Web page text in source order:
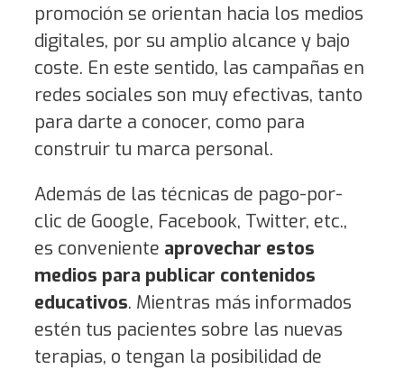
promoción se orientan hacia los medios
digitales, por su amplio alcance y bajo
coste. En este sentido, las campañas en
redes sociales son muy efectivas, tanto
para darte a conocer, como para
construir tu marca personal.
Además de las técnicas de pago-por-
clic de Google, Facebook, Twitter, etc.,
es conveniente aprovechar estos
medios para publicar contenidos
educativos. Mientras más informados
estén tus pacientes sobre las nuevas
terapias, o tengan la posibilidad de